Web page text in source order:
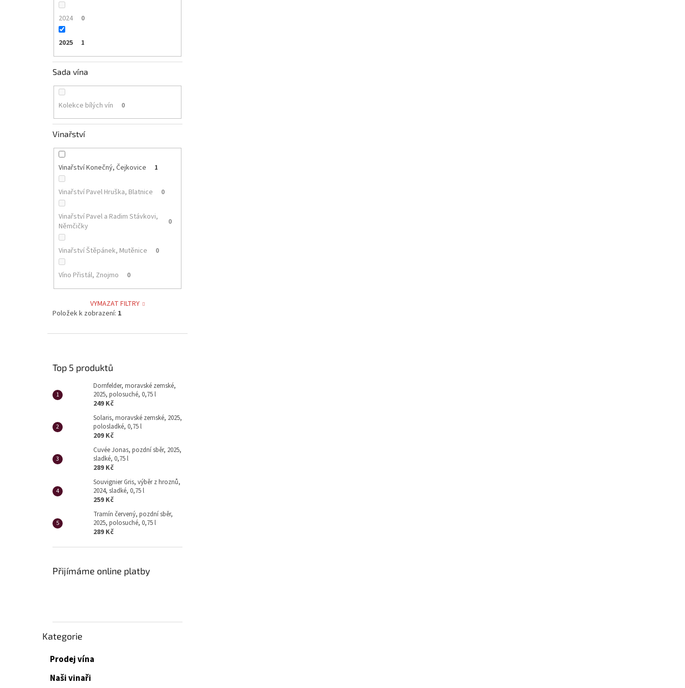
2024 0
2025 1
Sada vína
Kolekce bílých vín 0
Vinařství
Vinařství Konečný, Čejkovice 1
Vinařství Pavel Hruška, Blatnice 0
Vinařství Pavel a Radim Stávkovi,
Němčičky
0
Vinařství Štěpánek, Mutěnice 0
Víno Přistál, Znojmo 0
VYMAZAT FILTRY
Položek k zobrazení: 1
Top 5 produktů
Dornfelder, moravské zemské,
2025, polosuché, 0,75 l
249 Kč
Solaris, moravské zemské, 2025,
polosladké, 0,75 l
209 Kč
Cuvée Jonas, pozdní sběr, 2025,
sladké, 0,75 l
289 Kč
Souvignier Gris, výběr z hroznů,
2024, sladké, 0,75 l
259 Kč
Tramín červený, pozdní sběr,
2025, polosuché, 0,75 l
289 Kč
Přijímáme online platby
Přeskočit
kategorie
Kategorie
Prodej vína
Naši vinaři